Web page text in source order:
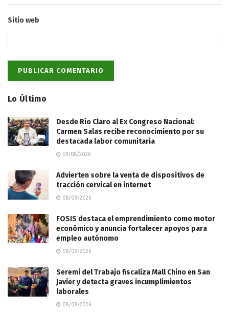
Sitio web
Lo Último
Desde Río Claro al Ex Congreso Nacional:
Carmen Salas recibe reconocimiento por su
destacada labor comunitaria
09/08/2026
Advierten sobre la venta de dispositivos de
tracción cervical en internet
08/08/2026
FOSIS destaca el emprendimiento como motor
económico y anuncia fortalecer apoyos para
empleo autónomo
08/08/2026
Seremi del Trabajo fiscaliza Mall Chino en San
Javier y detecta graves incumplimientos
laborales
08/08/2026